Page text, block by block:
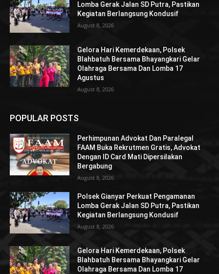
Lomba Gerak Jalan SD Putra, Pastikan
Kegiatan Berlangsung Kondusif
August 8, 2026
Gelora Hari Kemerdekaan, Polsek
Blahbatuh Bersama Bhayangkari Gelar
Olahraga Bersama Dan Lomba 17
Agustus
August 8, 2026
POPULAR POSTS
Perhimpunan Advokat Dan Paralegal
FAAM Buka Rekrutmen Gratis, Advokat
Dengan ID Card Mati Dipersilakan
Bergabung
August 8, 2026
Polsek Gianyar Perkuat Pengamanan
Lomba Gerak Jalan SD Putra, Pastikan
Kegiatan Berlangsung Kondusif
August 8, 2026
Gelora Hari Kemerdekaan, Polsek
Blahbatuh Bersama Bhayangkari Gelar
Olahraga Bersama Dan Lomba 17